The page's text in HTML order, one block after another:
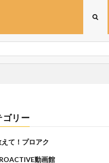
ゴリー
えて！プロアク
動画館